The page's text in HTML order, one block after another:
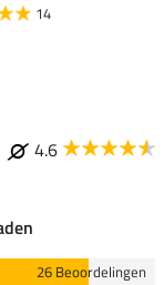
14
4.6
26 Beoordelingen